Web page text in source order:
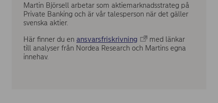
Martin Björsell arbetar som aktiemarknadsstrateg på
Private Banking och är vår talesperson när det gäller
svenska aktier.
Här finner du en ansvarsfriskrivning
med länkar
till analyser från Nordea Research och Martins egna
innehav.